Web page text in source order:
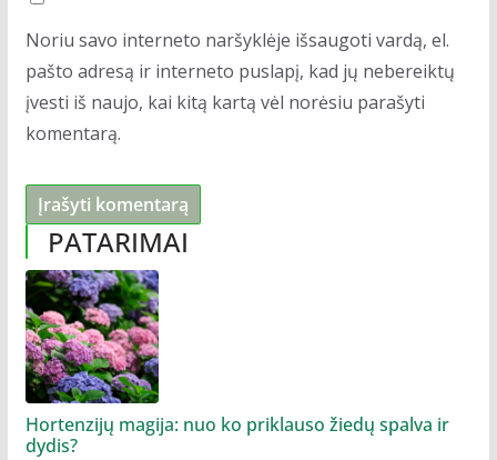
Noriu savo interneto naršyklėje išsaugoti vardą, el.
pašto adresą ir interneto puslapį, kad jų nebereiktų
įvesti iš naujo, kai kitą kartą vėl norėsiu parašyti
komentarą.
PATARIMAI
Hortenzijų magija: nuo ko priklauso žiedų spalva ir
dydis?